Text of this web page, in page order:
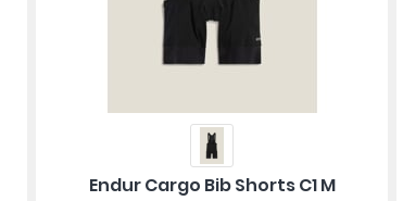
Endur Cargo Bib Shorts C1 M